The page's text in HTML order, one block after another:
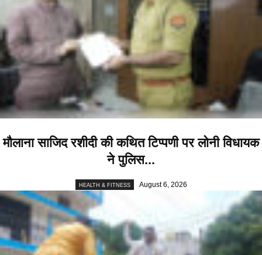
मौलाना साजिद रशीदी की कथित टिप्पणी पर लोनी विधायक
ने पुलिस...
HEALTH & FITNESS August 6, 2026